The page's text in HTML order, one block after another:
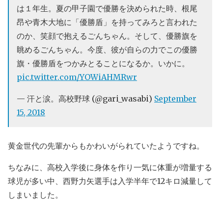
は１年生。夏の甲子園で優勝を決められた時、根尾
昂や青木大地に「優勝盾」を持ってみろと言われた
のか、笑顔で抱えるごんちゃん。そして、優勝旗を
眺めるごんちゃん。今度、彼が自らの力でこの優勝
旗・優勝盾をつかみとることになるか。いかに。
pic.twitter.com/YOWiAHMRwr
— 汗と涙。高校野球 (@gari_wasabi) September
15, 2018
黄金世代の先輩からもかわいがられていたようですね。
ちなみに、高校入学後に身体を作り一気に体重が増量する
球児が多い中、西野力矢選手は入学半年で12キロ減量して
しまいました。